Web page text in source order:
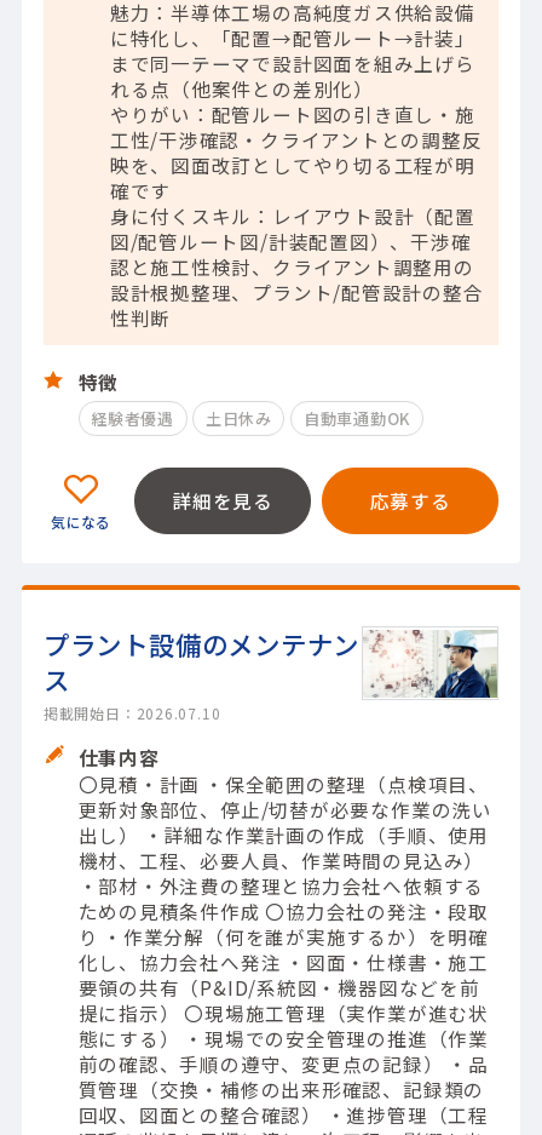
魅力：半導体工場の高純度ガス供給設備
に特化し、「配置→配管ルート→計装」
まで同一テーマで設計図面を組み上げら
れる点（他案件との差別化）
やりがい：配管ルート図の引き直し・施
工性/干渉確認・クライアントとの調整反
映を、図面改訂としてやり切る工程が明
確です
身に付くスキル：レイアウト設計（配置
図/配管ルート図/計装配置図）、干渉確
認と施工性検討、クライアント調整用の
設計根拠整理、プラント/配管設計の整合
性判断
特徴
経験者優遇 土日休み 自動車通勤OK
詳細を見る 応募する
プラント設備のメンテナン
ス
掲載開始日：2026.07.10
仕事内容
〇見積・計画 ・保全範囲の整理（点検項目、
更新対象部位、停止/切替が必要な作業の洗い
出し） ・詳細な作業計画の作成（手順、使用
機材、工程、必要人員、作業時間の見込み）
・部材・外注費の整理と協力会社へ依頼する
ための見積条件作成 〇協力会社の発注・段取
り ・作業分解（何を誰が実施するか）を明確
化し、協力会社へ発注 ・図面・仕様書・施工
要領の共有（P&ID/系統図・機器図などを前
提に指示） 〇現場施工管理（実作業が進む状
態にする） ・現場での安全管理の推進（作業
前の確認、手順の遵守、変更点の記録） ・品
質管理（交換・補修の出来形確認、記録類の
回収、図面との整合確認） ・進捗管理（工程